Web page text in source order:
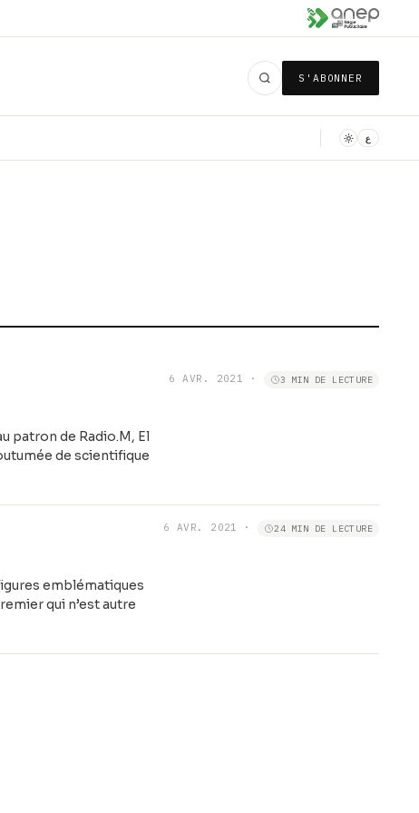
S'ABONNER
ع
patron de Radio.M, El
de scientifique
6 AVR. 2021 · 3 MIN DE LECTURE
emblématiques
qui n’est autre
6 AVR. 2021 · 24 MIN DE LECTURE